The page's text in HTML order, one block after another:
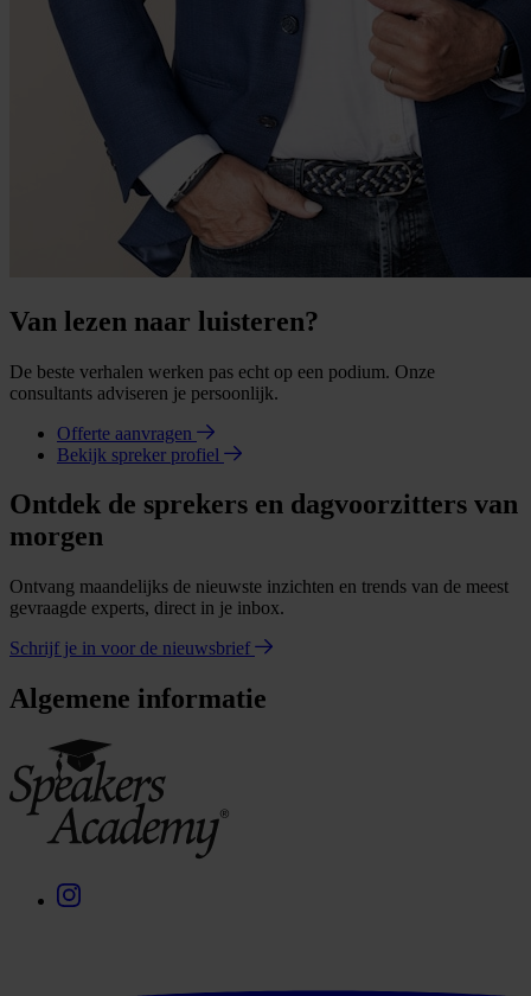
Van lezen naar luisteren?
De beste verhalen werken pas echt op een podium. Onze
consultants adviseren je persoonlijk.
Offerte aanvragen
Bekijk spreker profiel
Ontdek de sprekers en dagvoorzitters van
morgen
Ontvang maandelijks de nieuwste inzichten en trends van de meest
gevraagde experts, direct in je inbox.
Schrijf je in voor de nieuwsbrief
Algemene informatie